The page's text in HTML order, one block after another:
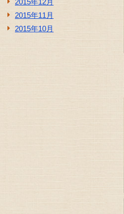
2015年12月
2015年11月
2015年10月